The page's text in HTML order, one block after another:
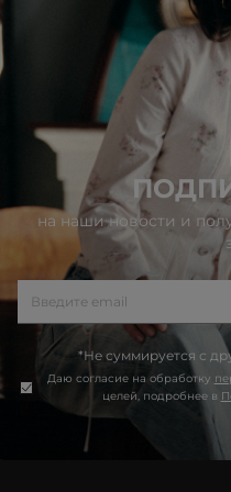
на наши новости и
*Не суммируется с
Даю согласие на обработку
целей, подробнее в